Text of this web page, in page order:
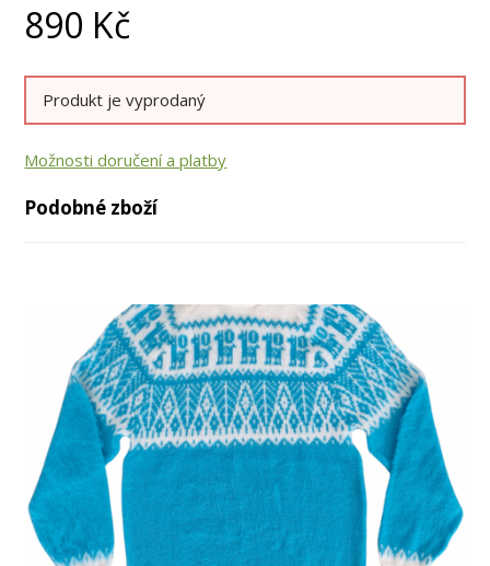
890 Kč
Produkt je vyprodaný
Možnosti doručení a platby
Podobné zboží